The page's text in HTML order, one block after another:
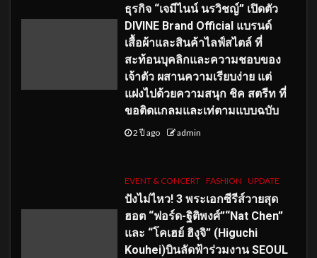
ธุรกิจ “เจมีไนน์ นรวิชญ์” เปิดตัว
DIVINE Brand Official แบรนด์
เสื้อผ้าและสินค้าไลฟ์สไตล์ ที่
สะท้อนบุคลิกและความชอบของ
เจ้าตัว ผสานความเรียบง่าย แต่
แฝงไปด้วยความสนุก ชิค สตรีท ที่
ขอติดแกลมและเท่ตามแบบฉบับ
2 ปี ago admin
EVENT & CONCERT FASHION UPDATE
ปังไม่ไหว! 3 พระเอกซีรีส์วายสุด
ฮอต “ฟอร์ด-ฐิติพงศ์”“Nat Chen”
และ “โคเฮย์ ฮิงุจิ” (Higuchi
Kouhei)บินลัดฟ้าร่วมงาน SEOUL